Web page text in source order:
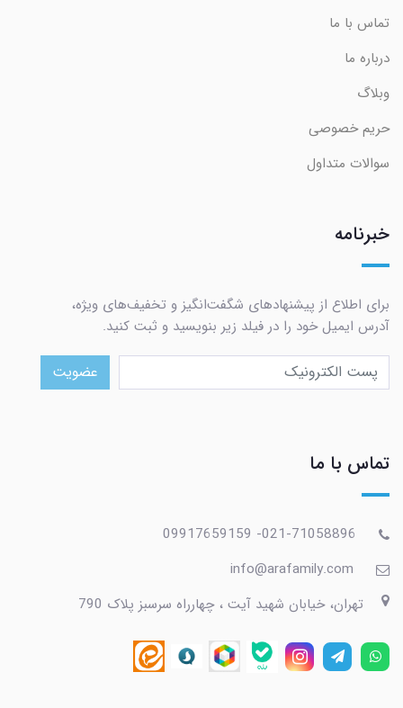
تماس با ما
درباره ما
وبلاگ
حریم خصوصی
سوالات متداول
خبرنامه
برای اطلاع از پیشنهادهای شگفت‌انگیز و تخفیف‌های ویژه،
آدرس ایمیل خود را در فیلد زیر بنویسید و ثبت کنید.
عضویت
تماس با ما
تهران، خیابان شهید آیت ، چهارراه سرسبز پلاک 790